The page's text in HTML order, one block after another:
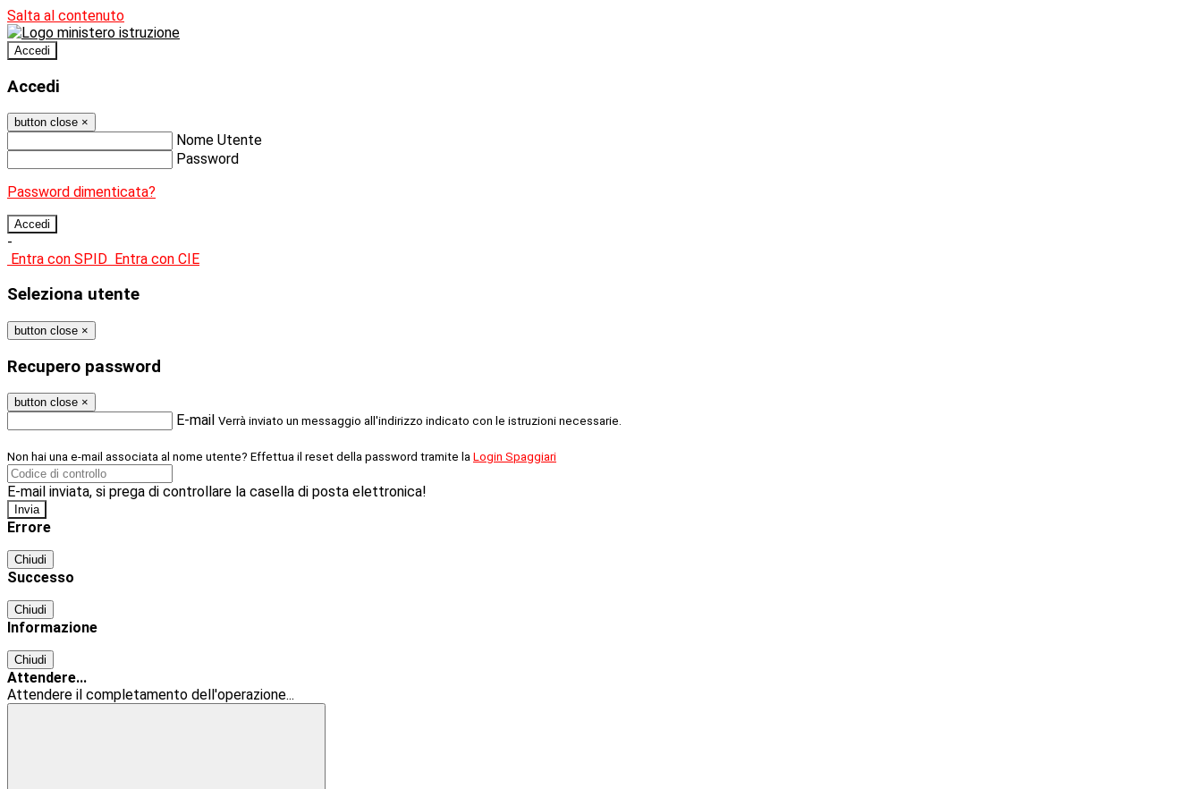
Salta al contenuto
Accedi
Accedi
button close ×
Nome Utente
Password
Password dimenticata?
-
Entra con SPID Entra con CIE
Seleziona utente
button close ×
Recupero password
button close ×
E-mail Verrà inviato un messaggio all'indirizzo indicato con le istruzioni necessarie.
Non hai una e-mail associata al nome utente? Effettua il reset della password tramite la Login Spaggiari
E-mail inviata, si prega di controllare la casella di posta elettronica!
Errore
Chiudi
Successo
Chiudi
Informazione
Chiudi
Attendere...
Attendere il completamento dell'operazione...